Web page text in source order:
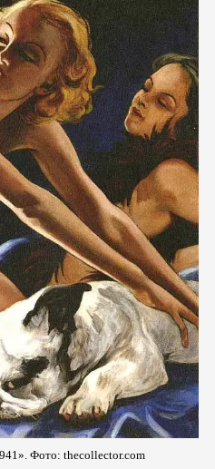
Фото: thecollector.com